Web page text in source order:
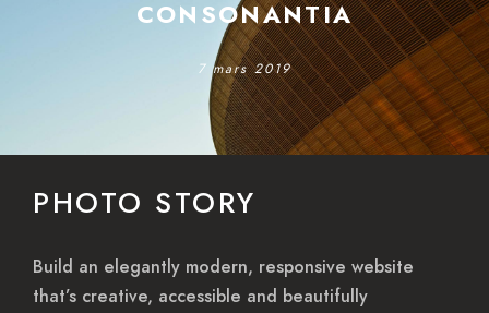
CONSONANTIA
7 mars 2019
PHOTO STORY
Build an elegantly modern, responsive website
that’s creative, accessible and beautifully